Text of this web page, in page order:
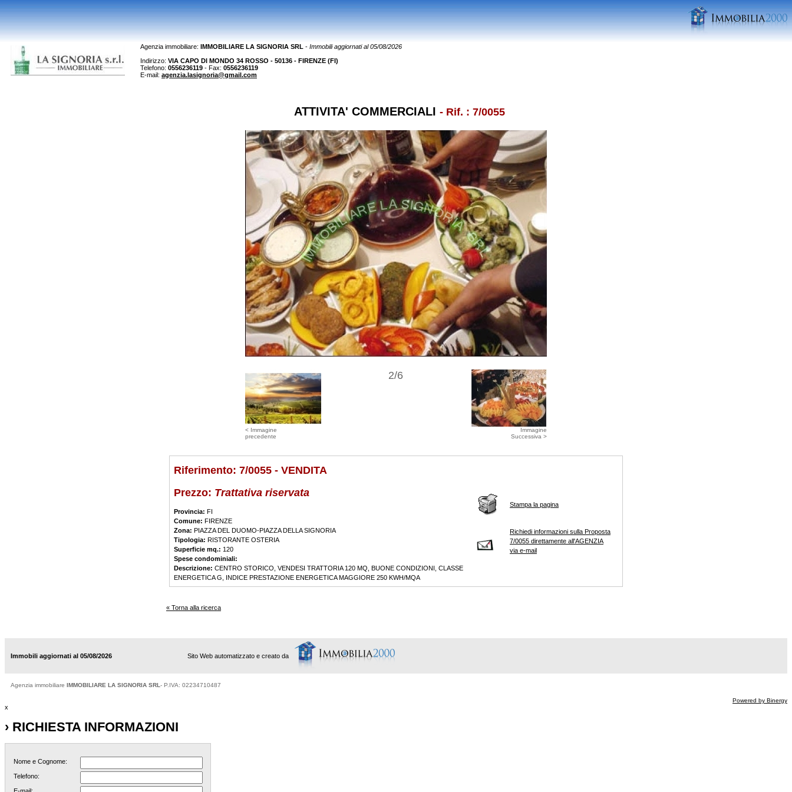
Agenzia immobiliare: IMMOBILIARE LA SIGNORIA SRL - Immobili aggiornati al 05/08/2026
Indirizzo: VIA CAPO DI MONDO 34 ROSSO - 50136 - FIRENZE (FI)
Telefono: 0556236119 - Fax: 0556236119
E-mail: agenzia.lasignoria@gmail.com
ATTIVITA' COMMERCIALI - Rif. : 7/0055
< Immagine
precedente
2/6
Immagine
Successiva >
Riferimento: 7/0055 - VENDITA
Prezzo: Trattativa riservata
Provincia: FI
Comune: FIRENZE
Zona: PIAZZA DEL DUOMO-PIAZZA DELLA SIGNORIA
Tipologia: RISTORANTE OSTERIA
Superficie mq.: 120
Spese condominiali:
Descrizione: CENTRO STORICO, VENDESI TRATTORIA 120 MQ, BUONE CONDIZIONI, CLASSE
ENERGETICA G, INDICE PRESTAZIONE ENERGETICA MAGGIORE 250 KWH/MQA
Stampa la pagina
Richiedi informazioni sulla Proposta
7/0055 direttamente all'AGENZIA
via e-mail
« Torna alla ricerca
Immobili aggiornati al 05/08/2026 Sito Web automatizzato e creato da
Agenzia immobiliare IMMOBILIARE LA SIGNORIA SRL - P.IVA: 02234710487
Powered by Binergy
x
› RICHIESTA INFORMAZIONI
Nome e Cognome:
Telefono: